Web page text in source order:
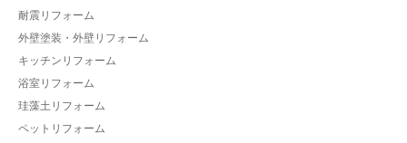
耐震リフォーム
外壁塗装・外壁リフォーム
キッチンリフォーム
浴室リフォーム
珪藻土リフォーム
ペットリフォーム